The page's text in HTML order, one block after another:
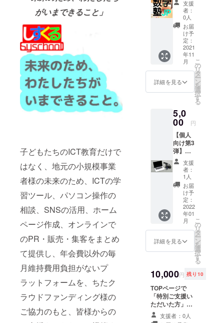
がいまできること」
子どもたちのICT教育だけで
はなく、地元の小規模事業
者様の未来のため、ICTの学
習ツール、パソコン操作の
相談、SNSの活用、ホーム
ページ作成、オンラインで
のPR・販売・集客をまとめ
て提供し、年会費以外の毎
月維持費用負担がないプ
ラットフォームを、ちたク
ラウドファンディング様の
ご協力のもと、皆様からの
知多半
島外の
事業者
の方で
も、知
多半島
に住ん
でいる
方が対
れば構
いませ
に住ん
でいる
方が対
象であ
れば構
いませ
ん。
応しま
す。お
打合せ
は遠隔
会議シ
ステム
で予定
します
が、遠
隔会議
い方は
お電話
やメー
ル等で
もご相
談に対
応しま
す。 ま
た、本
プロ
ジェク
トで作
成しま
したパ
ンフ
レット
を送付
す。 ※
ご相談
内容と
連絡希
望日時
をご記
FreeRo
omPlan
（授業
料0円）
の入塾
＋年会
費を
75％OF
Fで提供
しま
す。 地
域ICT教
会学舎
で運営
する数
学塾.jp
です。
この
5000円
で1年間
FreeRo
omPlan
を利用
するこ
とがで
きま
す。 ち
たリン
クが事
＆WEB
サーバ
サービ
スな
ら、数
学塾は
子供向
支援
者：
0人
お届
け予
定：
2021
年11
月
詳細を見る
こ
の
リ
タ
ー
ン
を
選
択
す
る
5,0
00 円
【個人
向け第3
弾】子
どもか
ら大人
まで人
気の動
画制
作。 ち
たリン
ク学習
教材の
中から
動画制
作教材
のみに
て利用
するこ
とがで
きま
す。 入
会費で
支援
者：
1人
お届
け予
定：
2022
年01
月
詳細を見る
こ
の
リ
タ
ー
ン
を
選
択
す
る
10,000円 残り10
TOPページで
「特別ご支援い
ただいた方」欄
にロゴバナーリ
ンク掲載させて
支援者：0人